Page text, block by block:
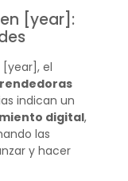
[year]:
el
indican un
digital,
las
y hacer